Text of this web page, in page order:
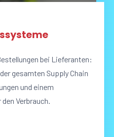
bei Lieferanten:
gesamten Supply Chain
und einem
Verbrauch.